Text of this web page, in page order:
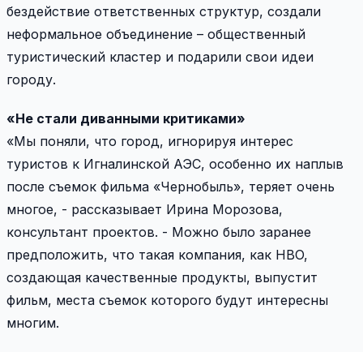
бездействие ответственных структур, создали
неформальное объединение – общественный
туристический кластер и подарили свои идеи
городу.
«Не стали диванными критиками»
«Мы поняли, что город, игнорируя интерес
туристов к Игналинской АЭС, особенно их наплыв
после съемок фильма «Чернобыль», теряет очень
многое, - рассказывает Ирина Морозова,
консультант проектов. - Можно было заранее
предположить, что такая компания, как HBO,
создающая качественные продукты, выпустит
фильм, места съемок которого будут интересны
многим.